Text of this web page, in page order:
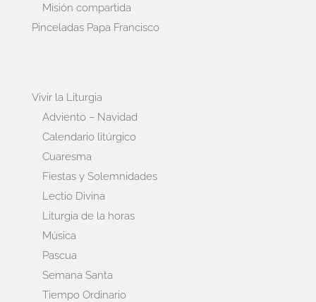
Misión compartida
Pinceladas Papa Francisco
Vivir la Liturgia
Adviento – Navidad
Calendario litúrgico
Cuaresma
Fiestas y Solemnidades
Lectio Divina
Liturgia de la horas
Música
Pascua
Semana Santa
Tiempo Ordinario